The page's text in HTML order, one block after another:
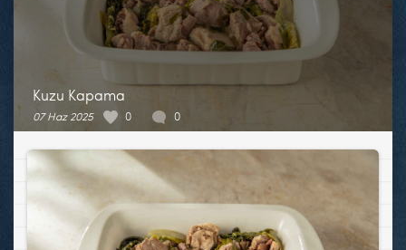
Kuzu Kapama
07 Haz 2025 0 0